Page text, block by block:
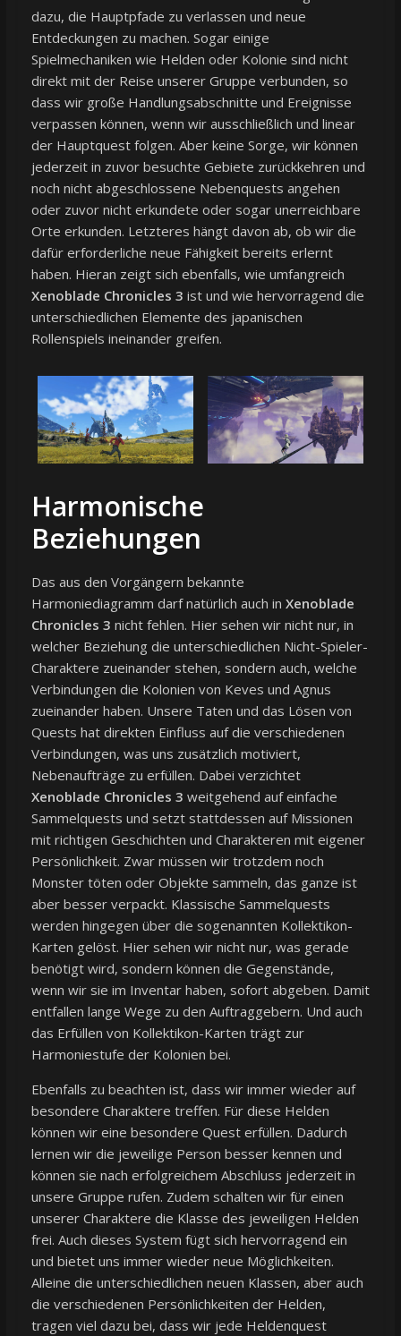
dazu, die Hauptpfade zu verlassen und neue
Entdeckungen zu machen. Sogar einige
Spielmechaniken wie Helden oder Kolonie sind nicht
direkt mit der Reise unserer Gruppe verbunden, so
dass wir große Handlungsabschnitte und Ereignisse
verpassen können, wenn wir ausschließlich und linear
der Hauptquest folgen. Aber keine Sorge, wir können
jederzeit in zuvor besuchte Gebiete zurückkehren und
noch nicht abgeschlossene Nebenquests angehen
oder zuvor nicht erkundete oder sogar unerreichbare
Orte erkunden. Letzteres hängt davon ab, ob wir die
dafür erforderliche neue Fähigkeit bereits erlernt
haben. Hieran zeigt sich ebenfalls, wie umfangreich
Xenoblade Chronicles 3 ist und wie hervorragend die
unterschiedlichen Elemente des japanischen
Rollenspiels ineinander greifen.
Harmonische
Beziehungen
Das aus den Vorgängern bekannte
Harmoniediagramm darf natürlich auch in Xenoblade
Chronicles 3 nicht fehlen. Hier sehen wir nicht nur, in
welcher Beziehung die unterschiedlichen Nicht-Spieler-
Charaktere zueinander stehen, sondern auch, welche
Verbindungen die Kolonien von Keves und Agnus
zueinander haben. Unsere Taten und das Lösen von
Quests hat direkten Einfluss auf die verschiedenen
Verbindungen, was uns zusätzlich motiviert,
Nebenaufträge zu erfüllen. Dabei verzichtet
Xenoblade Chronicles 3 weitgehend auf einfache
Sammelquests und setzt stattdessen auf Missionen
mit richtigen Geschichten und Charakteren mit eigener
Persönlichkeit. Zwar müssen wir trotzdem noch
Monster töten oder Objekte sammeln, das ganze ist
aber besser verpackt. Klassische Sammelquests
werden hingegen über die sogenannten Kollektikon-
Karten gelöst. Hier sehen wir nicht nur, was gerade
benötigt wird, sondern können die Gegenstände,
wenn wir sie im Inventar haben, sofort abgeben. Damit
entfallen lange Wege zu den Auftraggebern. Und auch
das Erfüllen von Kollektikon-Karten trägt zur
Harmoniestufe der Kolonien bei.
Ebenfalls zu beachten ist, dass wir immer wieder auf
besondere Charaktere treffen. Für diese Helden
können wir eine besondere Quest erfüllen. Dadurch
lernen wir die jeweilige Person besser kennen und
können sie nach erfolgreichem Abschluss jederzeit in
unsere Gruppe rufen. Zudem schalten wir für einen
unserer Charaktere die Klasse des jeweiligen Helden
frei. Auch dieses System fügt sich hervorragend ein
und bietet uns immer wieder neue Möglichkeiten.
Alleine die unterschiedlichen neuen Klassen, aber auch
die verschiedenen Persönlichkeiten der Helden,
tragen viel dazu bei, dass wir jede Heldenquest